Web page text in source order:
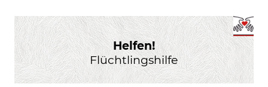
Helfen!
Flüchtlingshilfe